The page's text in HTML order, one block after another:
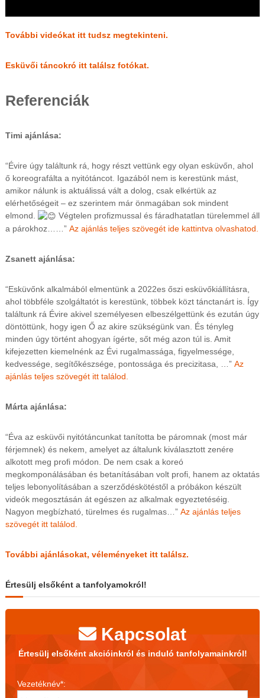
További videókat itt tudsz megtekinteni.
Esküvői táncokró itt találsz fotókat.
Referenciák
Timi ajánlása:
“Évire úgy találtunk rá, hogy részt vettünk egy olyan esküvőn, ahol
ő koreografálta a nyitótáncot. Igazából nem is kerestünk mást,
amikor nálunk is aktuálissá vált a dolog, csak elkértük az
elérhetőségeit – ez szerintem már önmagában sok mindent
elmond.
Végtelen profizmussal és fáradhatatlan türelemmel áll
a párokhoz……” Az ajánlás teljes szövegét ide kattintva olvashatod.
Zsanett ajánlása:
“Esküvőnk alkalmából elmentünk a 2022es őszi esküvőkiállításra,
ahol többféle szolgáltatót is kerestünk, többek közt tánctanárt is. Így
találtunk rá Évire akivel személyesen elbeszélgettünk és ezután úgy
döntöttünk, hogy igen Ő az akire szükségünk van. És tényleg
minden úgy történt ahogyan ígérte, sőt még azon túl is. Amit
kifejezetten kiemelnénk az Évi rugalmassága, figyelmessége,
kedvessége, segítőkészsége, pontossága és precizitasa, …” Az
ajánlás teljes szövegét itt találod.
Márta ajánlása:
“Éva az esküvői nyitótáncunkat tanította be páromnak (most már
férjemnek) és nekem, amelyet az általunk kiválasztott zenére
alkotott meg profi módon. De nem csak a koreó
megkomponálásában és betanításában volt profi, hanem az oktatás
teljes lebonyolításában a szerződéskötéstől a próbákon készült
videók megosztásán át egészen az alkalmak egyeztetéséig.
Nagyon megbízható, türelmes és rugalmas…” Az ajánlás teljes
szövegét itt találod.
További ajánlásokat, véleményeket itt találsz.
Értesülj elsőként a tanfolyamokról!
Kapcsolat
Értesülj elsőként akcióinkról és induló tanfolyamainkról!
Vezetéknév*: